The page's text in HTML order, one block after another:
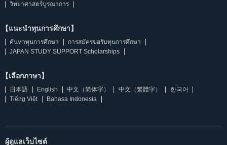
วิทยาศาสตร์บูรณาการ
【แนะนำทุนการศึกษา】
ค้นหาทุนการศึกษา
การสมัครขอรับทุนการศึกษา
JAPAN STUDY SUPPORT Scholarships
【เลือกภาษา】
日本語 English 中文（简体字） 中文（繁體字）
한국어
Tiếng Việt
Bahasa Indonesia
ผู้ดูแลเว็บไซต์